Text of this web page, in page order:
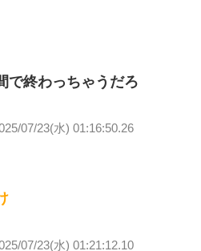
で終わっちゃうだろ
07/23(水) 01:16:50.26
07/23(水) 01:21:12.10